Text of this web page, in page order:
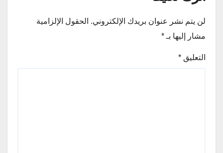
لن يتم نشر عنوان بريدك الإلكتروني. الحقول الإلزامية
مشار إليها بـ *
التعليق *